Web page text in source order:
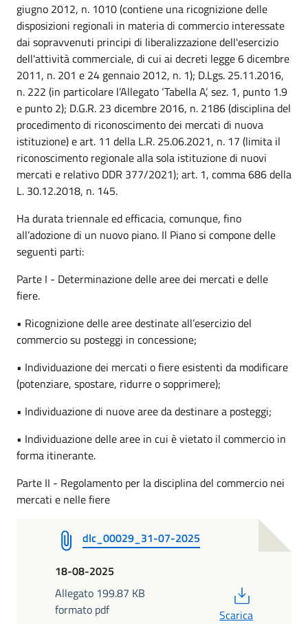
giugno 2012, n. 1010 (contiene una ricognizione delle
disposizioni regionali in materia di commercio interessate
dai sopravvenuti principi di liberalizzazione dell'esercizio
dell'attività commerciale, di cui ai decreti legge 6 dicembre
2011, n. 201 e 24 gennaio 2012, n. 1); D.Lgs. 25.11.2016,
n. 222 (in particolare l’Allegato ‘Tabella A’, sez. 1, punto 1.9
e punto 2); D.G.R. 23 dicembre 2016, n. 2186 (disciplina del
procedimento di riconoscimento dei mercati di nuova
istituzione) e art. 11 della L.R. 25.06.2021, n. 17 (limita il
riconoscimento regionale alla sola istituzione di nuovi
mercati e relativo DDR 377/2021); art. 1, comma 686 della
L. 30.12.2018, n. 145.
Ha durata triennale ed efficacia, comunque, fino
all’adozione di un nuovo piano. Il Piano si compone delle
seguenti parti:
Parte I - Determinazione delle aree dei mercati e delle
fiere.
• Ricognizione delle aree destinate all’esercizio del
commercio su posteggi in concessione;
• Individuazione dei mercati o fiere esistenti da modificare
(potenziare, spostare, ridurre o sopprimere);
• Individuazione di nuove aree da destinare a posteggi;
• Individuazione delle aree in cui è vietato il commercio in
forma itinerante.
Parte II - Regolamento per la disciplina del commercio nei
mercati e nelle fiere
dlc_00029_31-07-2025
18-08-2025
Allegato 199.87 KB
formato pdf
Scarica